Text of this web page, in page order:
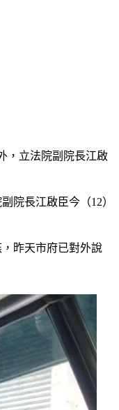
，立法院副院長江啟
院長江啟臣今（12）
昨天市府已對外說